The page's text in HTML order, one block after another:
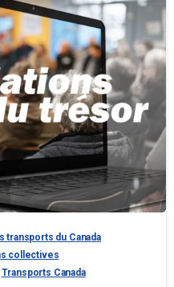
transports du Canada
collectives
Transports Canada